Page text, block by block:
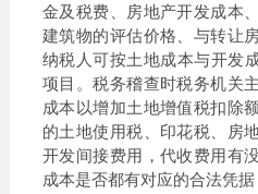
金及税费、房地产开发成本
建筑物的评估价格、与转让
纳税人可按土地成本与开发
项目。税务稽查时税务机关
成本以增加土地增值税扣除
的土地使用税、印花税、房
开发间接费用，代收费用有
成本是否都有对应的合法凭据